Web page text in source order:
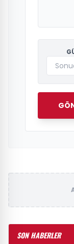
SON HABERLER